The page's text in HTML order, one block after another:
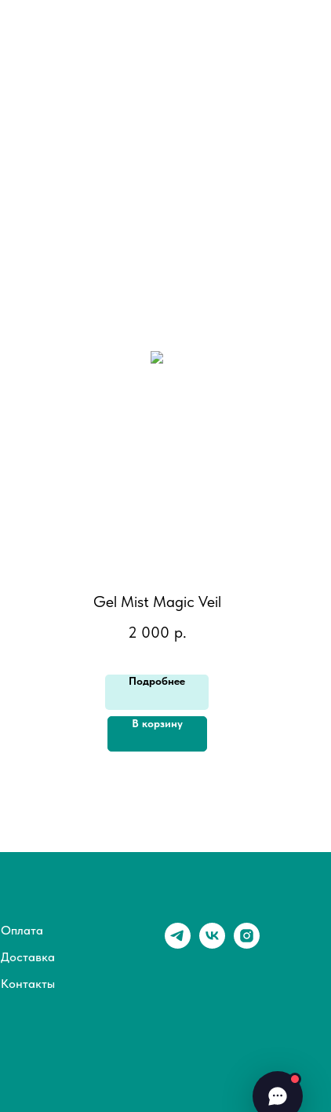
Gel Mist Magic Veil
2 000 р.
Подробнее
В корзину
Оплата
Доставка
Контакты